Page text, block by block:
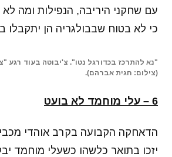
עם שחקני היריבה, הנפילות ומה לא
כי לא בטוח שבבולגריה הן יתקבלו
"נא להתרכז בכדורגל נטו". צ'יבוטה בעוד רגע
(צילום: חגית אברהם).
6 – עלי מוחמד לא בועט
הדאחקה הקבועה בקרב אוהדי
יזכו בתואר כלשהו כשעלי מוחמד